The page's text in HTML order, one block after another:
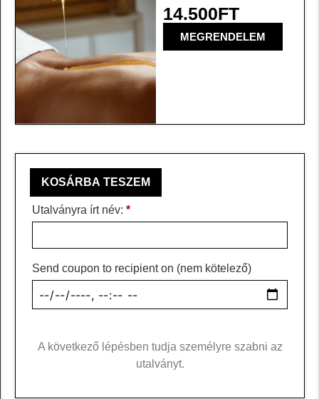
14.500FT
MEGRENDELEM
KOSÁRBA TESZEM
Utalványra írt név: *
Send coupon to recipient on (nem kötelező)
A következő lépésben tudja személyre szabni az
utalványt.